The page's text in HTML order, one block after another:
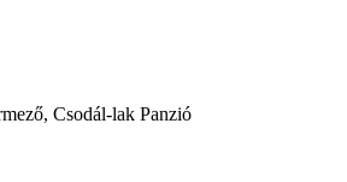
Csodál-lak Panzió